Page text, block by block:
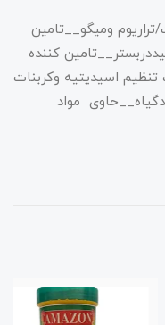
تراریوم ومیگو__تامین
کننده
تنظیم اسیدیتیه وکربنات
مواد